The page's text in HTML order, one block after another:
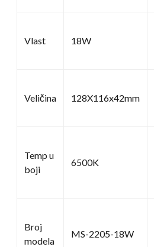
Vlast 18W
Veličina 128X116x42mm
Temp u
boji
6500K
Broj
modela
MS-2205-18W